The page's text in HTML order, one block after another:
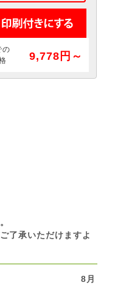
の
9,778円～
了承いただけますよ
8月